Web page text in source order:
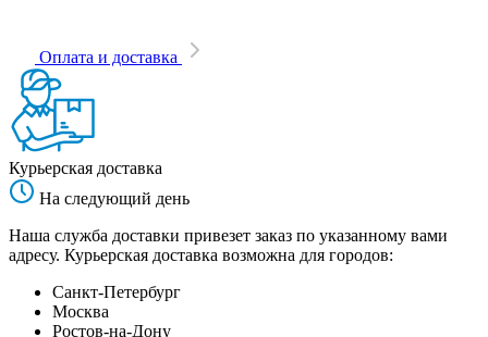
Оплата и доставка
Курьерская доставка
На следующий день
Наша служба доставки привезет заказ по указанному вами
адресу. Курьерская доставка возможна для городов:
Санкт-Петербург
Москва
Ростов-на-Дону